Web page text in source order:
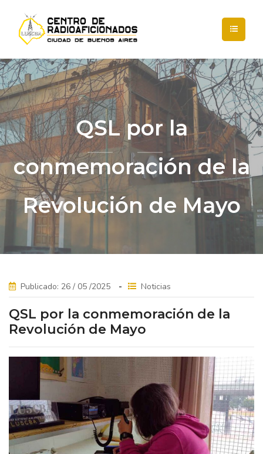
QSL por la
conmemoración de la
Revolución de Mayo
Publicado: 26 / 05 /2025 Noticias
QSL por la conmemoración de la
Revolución de Mayo